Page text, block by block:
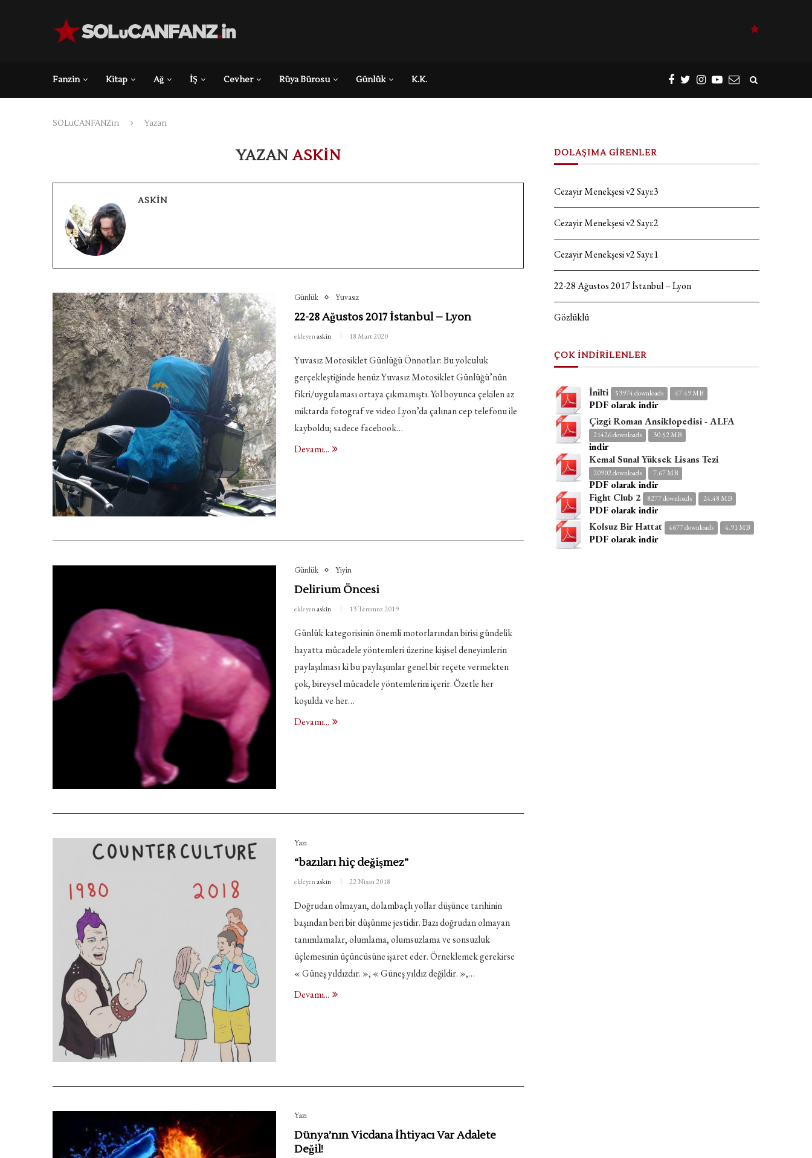
Fanzin Kitap Ağ İŞ Cevher Rüya Bürosu Günlük K.K.
SOLuCANFANZin Yazan
YAZANASKIN
ASKIN
Günlük Yuvasız
22-28 Ağustos 2017 İstanbul – Lyon
ekleyenaskin 18 Mart 2020
Yuvasız Motosiklet Günlüğü Önnotlar: Bu yolculuk
gerçekleştiğinde henüz Yuvasız Motosiklet Günlüğü’nün
fikri/uygulaması ortaya çıkmamıştı. Yol boyunca çekilen az
miktarda fotograf ve video Lyon’da çalınan cep telefonu ile
kayboldu; sadece facebook…
Devamı...
Günlük Yiyin
Delirium Öncesi
ekleyenaskin 13 Temmuz 2019
Günlük kategorisinin önemli motorlarından birisi gündelik
hayatta mücadele yöntemleri üzerine kişisel deneyimlerin
paylaşılması ki bu paylaşımlar genel bir reçete vermekten
çok, bireysel mücadele yöntemlerini içerir. Özetle her
koşulda ve her…
Devamı...
Yazı
“bazıları hiç değişmez”
ekleyenaskin 22 Nisan 2018
Doğrudan olmayan, dolambaçlı yollar düşünce tarihinin
başından beri bir düşünme jestidir. Bazı doğrudan olmayan
tanımlamalar, olumlama, olumsuzlama ve sonsuzluk
üçlemesinin üçüncüsüne işaret eder. Örneklemek gerekirse
« Güneş yıldızdır. », « Güneş yıldız değildir. »,…
Devamı...
Yazı
Dünya’nın Vicdana İhtiyacı Var Adalete
Değil!
DOLAŞIMA GİRENLER
Cezayir Menekşesi v2 Sayı:3
Cezayir Menekşesi v2 Sayı:2
Cezayir Menekşesi v2 Sayı:1
22-28 Ağustos 2017 İstanbul – Lyon
Gözlüklü
ÇOK İNDİRİLENLER
İnilti 53974 downloads 47.49 MB
PDF olarak indir
Çizgi Roman Ansiklopedisi - ALFA
21426 downloads 30.52 MB
indir
Kemal Sunal Yüksek Lisans Tezi
20902 downloads 7.67 MB
PDF olarak indir
Fight Club 2
8277 downloads 24.48 MB
PDF olarak indir
Kolsuz Bir Hattat
4677 downloads 4.91 MB
PDF olarak indir